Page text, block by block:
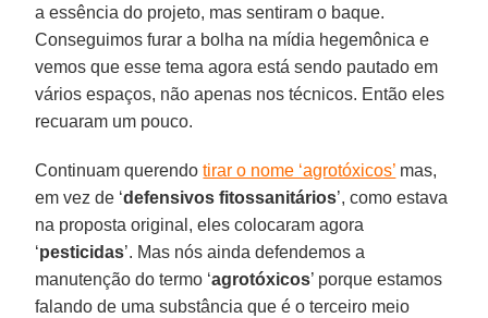
a essência do projeto, mas sentiram o baque.
Conseguimos furar a bolha na mídia hegemônica e
vemos que esse tema agora está sendo pautado em
vários espaços, não apenas nos técnicos. Então eles
recuaram um pouco.
Continuam querendotirar o nome ‘agrotóxicos’ mas,
em vez de ‘defensivos fitossanitários’, como estava
na proposta original, eles colocaram agora
‘pesticidas’. Mas nós ainda defendemos a
manutenção do termo ‘agrotóxicos’ porque estamos
falando de uma substância que é o terceiro meio